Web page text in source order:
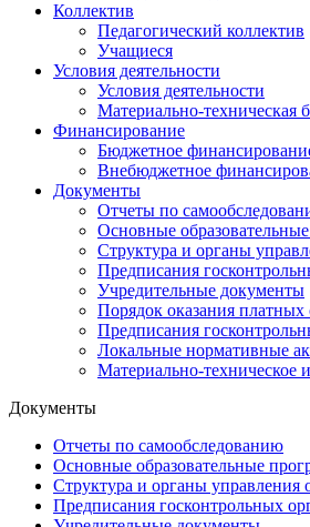
Коллектив
Педагогический коллектив
Учащиеся
Условия деятельности
Условия деятельности
Материально-техническая
Финансирование
Бюджетное
Внебюджетное
Документы
Отчеты по
Основные
Структура и органы
Предписания
Учредительные документы
Порядок оказания платных
Предписания
Локальные нормативные
Материально-
Документы
Отчеты по самообследованию
Основные образовательные
Структура и органы управления
Предписания госконтрольных